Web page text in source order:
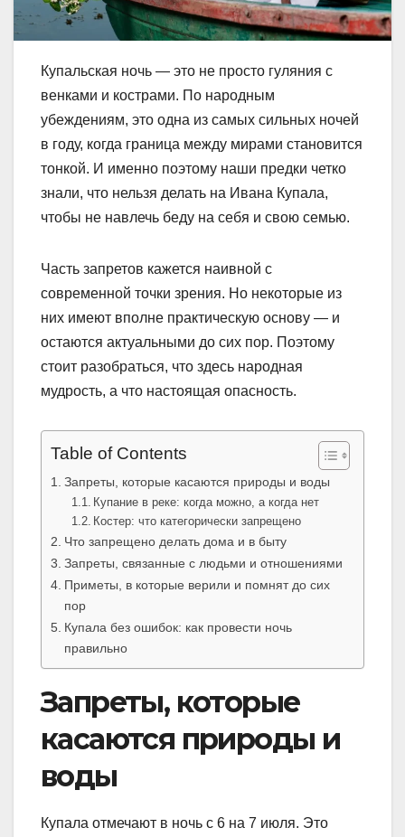
Купальская ночь — это не просто гуляния с
венками и кострами. По народным
убеждениям, это одна из самых сильных ночей
в году, когда граница между мирами становится
тонкой. И именно поэтому наши предки четко
знали, что нельзя делать на Ивана Купала,
чтобы не навлечь беду на себя и свою семью.
Часть запретов кажется наивной с
современной точки зрения. Но некоторые из
них имеют вполне практическую основу — и
остаются актуальными до сих пор. Поэтому
стоит разобраться, что здесь народная
мудрость, а что настоящая опасность.
Table of Contents
Запреты, которые касаются природы и воды
Купание в реке: когда можно, а когда нет
Костер: что категорически запрещено
Что запрещено делать дома и в быту
Запреты, связанные с людьми и отношениями
Приметы, в которые верили и помнят до сих
пор
Купала без ошибок: как провести ночь
правильно
Запреты, которые
касаются природы и
воды
Купала отмечают в ночь с 6 на 7 июля. Это